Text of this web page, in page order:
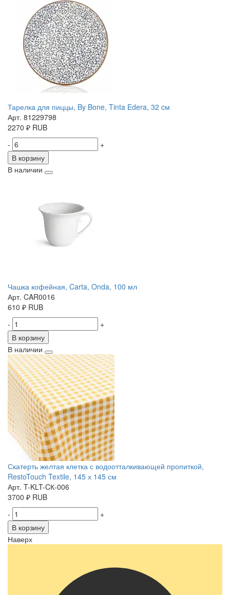
Тарелка для пиццы, By Bone, Tinta Edera, 32 cм
Арт. 81229798
2270 ₽ RUB
-
+
В корзину
В наличии
Чашка кофейная, Carta, Onda, 100 мл
Арт. CAR0016
610 ₽ RUB
-
+
В корзину
В наличии
Скатерть желтая клетка с водоотталкивающей пропиткой,
RestoTouch Textile, 145 х 145 см
Арт. T-KLT-CК-006
3700 ₽ RUB
-
+
В корзину
Наверх